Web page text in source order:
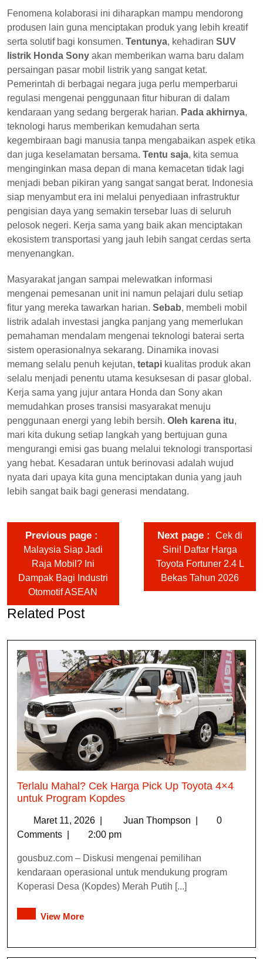
Fenomena kolaborasi ini diharapkan mampu mendorong
produsen lain guna menciptakan produk yang lebih kreatif
serta solutif bagi konsumen. Tentunya, kehadiran SUV
listrik Honda Sony akan memberikan warna baru dalam
persaingan pasar mobil listrik yang sangat ketat.
Pemerintah di berbagai negara juga perlu memperbarui
regulasi mengenai penggunaan fitur hiburan di dalam
kendaraan yang sedang bergerak harian. Pada akhirnya,
teknologi harus memberikan kemudahan serta
kegembiraan bagi manusia tanpa mengabaikan aspek etika
dan juga keselamatan bersama. Tentu saja, kita semua
menginginkan masa depan di mana kemacetan tidak lagi
menjadi beban pikiran yang sangat sangat berat. Indonesia
siap menyambut era ini melalui penyediaan infrastruktur
pengisian daya yang semakin tersebar luas di seluruh
pelosok negeri. Kerja sama yang baik akan menciptakan
ekosistem transportasi yang jauh lebih sangat cerdas serta
menyenangkan.
Masyarakat jangan sampai melewatkan informasi
mengenai pemesanan unit ini namun pelajari dulu setiap
fitur yang mereka tawarkan harian. Sebab, membeli mobil
listrik adalah investasi jangka panjang yang memerlukan
pemahaman mendalam mengenai teknologi baterai serta
sistem operasionalnya sekarang. Dinamika inovasi
memang selalu penuh kejutan, tetapi kualitas produk akan
selalu menjadi penentu utama kesuksesan di pasar global.
Kerja sama yang jujur antara Honda dan Sony akan
memudahkan proses transisi masyarakat menuju
penggunaan energi yang lebih bersih. Oleh karena itu,
mari kita dukung setiap langkah yang bertujuan guna
mengurangi emisi gas buang melalui teknologi transportasi
yang hebat. Kesadaran untuk berinovasi adalah wujud
nyata dari upaya kita guna menciptakan dunia yang jauh
lebih sangat baik bagi generasi mendatang.
Previous page
Malaysia Siap Jadi
Raja Mobil? Ini
Dampak Bagi Industri
Otomotif ASEAN
Next page
Cek di
Sini! Daftar Harga
Toyota Fortuner 2.4 L
Bekas Tahun 2026
Related Post
Terlalu Mahal? Cek Harga Pick Up Toyota 4×4
untuk Program Kopdes
Maret 11, 2026 Juan Thompson
0
Comments
2:00 pm
gousbuz.com – Diskusi mengenai pemilihan
kendaraan operasional untuk mendukung program
Koperasi Desa (Kopdes) Merah Putih [...]
View More